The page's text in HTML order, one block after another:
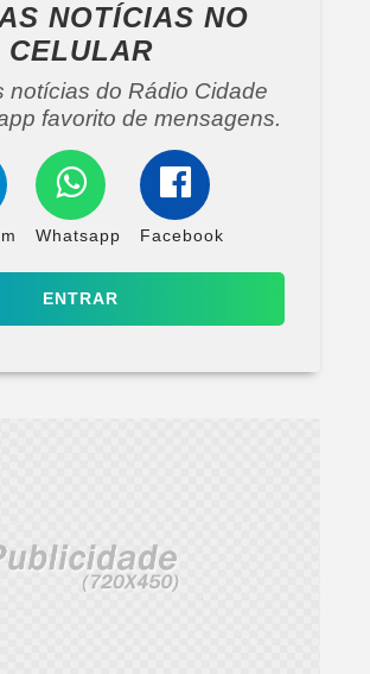
NOTÍCIAS NO
CELULAR
notícias do Rádio Cidade
favorito de mensagens.
Whatsapp Facebook
ENTRAR